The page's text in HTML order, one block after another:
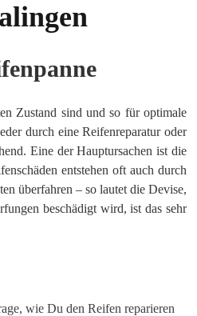
Zustand sind und so für optimale
durch eine Reifenreparatur oder
Eine der Hauptursachen ist die
entstehen oft auch durch
überfahren – so lautet die Devise,
beschädigt wird, ist das sehr
wie Du den Reifen reparieren